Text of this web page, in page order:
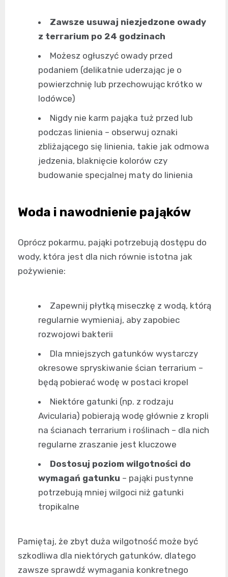
Zawsze usuwaj niezjedzone owady
z terrarium po 24 godzinach
Możesz ogłuszyć owady przed
podaniem (delikatnie uderzając je o
powierzchnię lub przechowując krótko w
lodówce)
Nigdy nie karm pająka tuż przed lub
podczas linienia – obserwuj oznaki
zbliżającego się linienia, takie jak odmowa
jedzenia, blaknięcie kolorów czy
budowanie specjalnej maty do linienia
Woda i nawodnienie pająków
Oprócz pokarmu, pająki potrzebują dostępu do
wody, która jest dla nich równie istotna jak
pożywienie:
Zapewnij płytką miseczkę z wodą, którą
regularnie wymieniaj, aby zapobiec
rozwojowi bakterii
Dla mniejszych gatunków wystarczy
okresowe spryskiwanie ścian terrarium –
będą pobierać wodę w postaci kropel
Niektóre gatunki (np. z rodzaju
Avicularia) pobierają wodę głównie z kropli
na ścianach terrarium i roślinach – dla nich
regularne zraszanie jest kluczowe
Dostosuj poziom wilgotności do
wymagań gatunku – pająki pustynne
potrzebują mniej wilgoci niż gatunki
tropikalne
Pamiętaj, że zbyt duża wilgotność może być
szkodliwa dla niektórych gatunków, dlatego
zawsze sprawdź wymagania konkretnego